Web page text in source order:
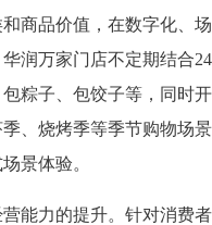
商品价值，在数字化、
润万家门店不定期结合
粽子、包饺子等，同时
、烧烤季等季节购物场
景体验。
力的提升。针对消费